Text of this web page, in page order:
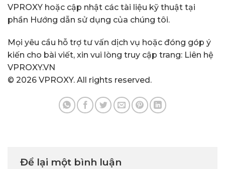
VPROXY hoặc cập nhật các tài liệu kỹ thuật tại
phần Hướng dẫn sử dụng của chúng tôi.
Mọi yêu cầu hỗ trợ tư vấn dịch vụ hoặc đóng góp ý
kiến cho bài viết, xin vui lòng truy cập trang: Liên hệ
VPROXY.VN
© 2026 VPROXY. All rights reserved.
Để lại một bình luận